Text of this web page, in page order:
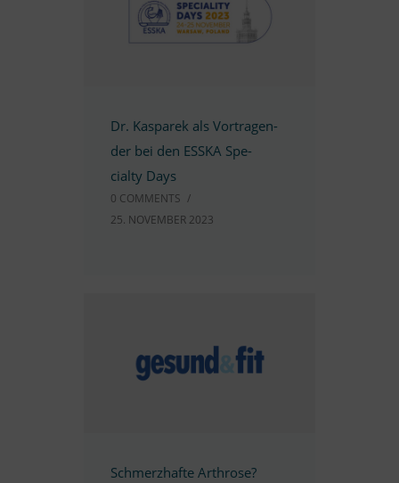
Dr. Kas­pa­rek als Vor­tra­gen­
der bei den ESSKA Spe­
cialty Days
0 COMM­ENTS /
25. NO­VEM­BER 2023
Schmerz­hafte Ar­throse?